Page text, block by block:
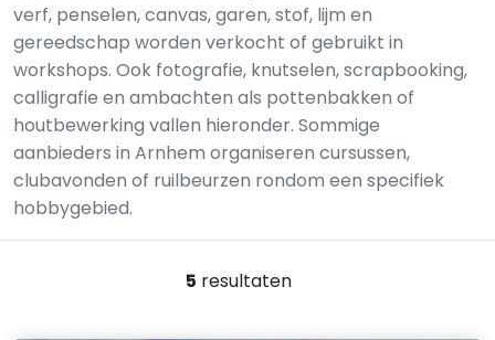
verf, penselen, canvas, garen, stof, lijm en
gereedschap worden verkocht of gebruikt in
workshops. Ook fotografie, knutselen, scrapbooking,
calligrafie en ambachten als pottenbakken of
houtbewerking vallen hieronder. Sommige
aanbieders in Arnhem organiseren cursussen,
clubavonden of ruilbeurzen rondom een specifiek
hobbygebied.
5 resultaten